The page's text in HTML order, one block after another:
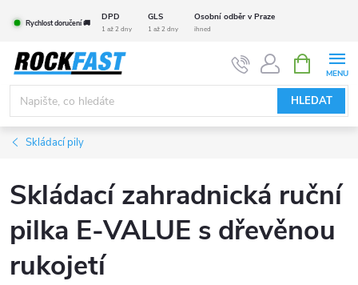
obsah
Rychlost doručení 🚚
DPD GLS Osobní odběr v Praze
1 až 2 dny 1 až 2 dny ihned
HLEDAT
NÁKUPNÍ
KOŠÍK
Skládací pily
Skládací zahradnická ruční
pilka E-VALUE s dřevěnou
rukojetí